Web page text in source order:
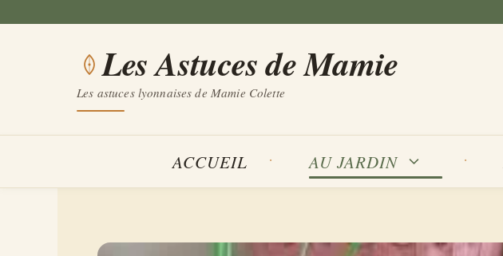
Les Astuces de Mamie
Les astuces lyonnaises de Mamie Colette
ACCUEIL AU JARDIN